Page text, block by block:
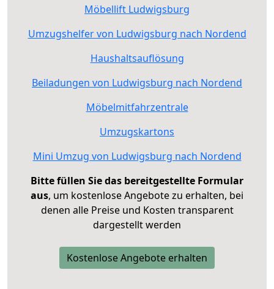
Möbellift Ludwigsburg
Umzugshelfer von Ludwigsburg nach Nordend
Haushaltsauflösung
Beiladungen von Ludwigsburg nach Nordend
Möbelmitfahrzentrale
Umzugskartons
Mini Umzug von Ludwigsburg nach Nordend
Bitte füllen Sie das bereitgestellte Formular
aus, um kostenlose Angebote zu erhalten, bei
denen alle Preise und Kosten transparent
dargestellt werden
Kostenlose Angebote erhalten